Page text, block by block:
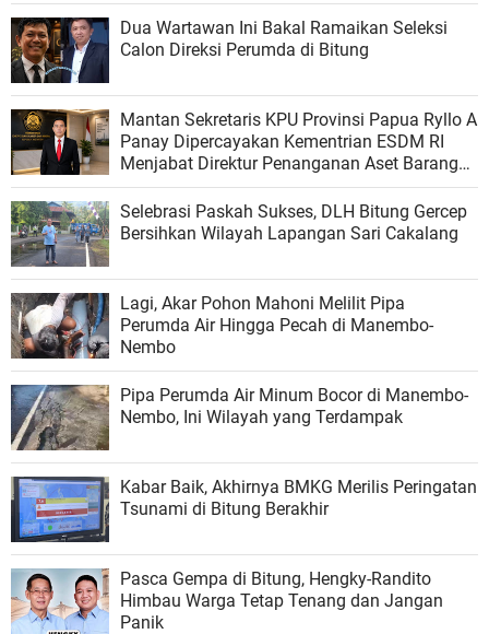
Dua Wartawan Ini Bakal Ramaikan Seleksi
Calon Direksi Perumda di Bitung
Mantan Sekretaris KPU Provinsi Papua Ryllo A
Panay Dipercayakan Kementrian ESDM RI
Menjabat Direktur Penanganan Aset Barang
Bukti
Selebrasi Paskah Sukses, DLH Bitung Gercep
Bersihkan Wilayah Lapangan Sari Cakalang
Lagi, Akar Pohon Mahoni Melilit Pipa
Perumda Air Hingga Pecah di Manembo-
Nembo
Pipa Perumda Air Minum Bocor di Manembo-
Nembo, Ini Wilayah yang Terdampak
Kabar Baik, Akhirnya BMKG Merilis Peringatan
Tsunami di Bitung Berakhir
Pasca Gempa di Bitung, Hengky-Randito
Himbau Warga Tetap Tenang dan Jangan
Panik